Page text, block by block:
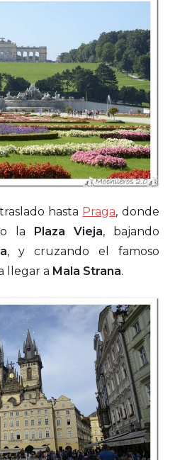
hasta Praga, donde
la Plaza Vieja, bajando
, y cruzando el famoso
llegar a Mala Strana.